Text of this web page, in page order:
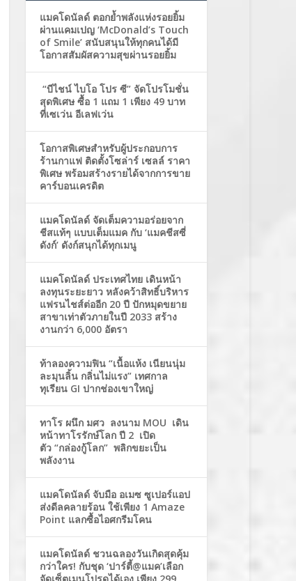
แมคโดนัลด์ ตอกย้ำพลังแห่งรอยยิ้ม
ผ่านแคมเปญ ‘McDonald’s Touch
of Smile’ สนับสนุนให้ทุกคนได้มี
โอกาสสัมผัสความสุขผ่านรอยยิ้ม
“บีไชน์ ไบโอ โปร ซี” จัดโปรโมชั่น
สุดพิเศษ ซื้อ 1 แถม 1 เพียง 49 บาท
ที่เซเว่น อีเลฟเว่น
โอกาสพิเศษสำหรับผู้ประกอบการ
ร้านกาแฟ ติดตั้งโซล่าร์ เซลล์ ราคา
พิเศษ พร้อมสร้างรายได้จากการขาย
คาร์บอนเครดิต
แมคโดนัลด์ จัดเต็มความอร่อยจาก
ชีสแท้ๆ แบบเต็มแมค กับ ‘แมคชีสซี่
ดังก์’ ดังก์สนุกได้ทุกเมนู
แมคโดนัลด์ ประเทศไทย เดินหน้า
ลงทุนระยะยาว หลังคว้าสิทธิ์บริหาร
แฟรนไชส์ต่ออีก 20 ปี ปักหมุดขยาย
สาขาเท่าตัวภายในปี 2033 สร้าง
งานกว่า 6,000 อัตรา
ท้าลองความฟิน “เนื้อแห้ง เนียนนุ่ม
ละมุนลิ้น กลิ่นไม่แรง” เทศกาล
ทุเรียน GI ปากช่องเขาใหญ่
ทาโร ผนึก มศว ลงนาม MOU เดิน
หน้าทาโรรักษ์โลก ปี 2 เปิด
ตัว “กล่องกู้โลก” พลิกขยะเป็น
พลังงาน
แมคโดนัลด์ จับมือ อเมซ ซูเปอร์แอป
ส่งดีลคลายร้อน ใช้เพียง 1 Amaze
Point แลกซื้อไอศกรีมโคน
แมคโดนัลด์ ชวนฉลองวันเกิดสุดคุ้ม
กว่าใคร! กับชุด ‘ปาร์ตี้@แมค’เลือก